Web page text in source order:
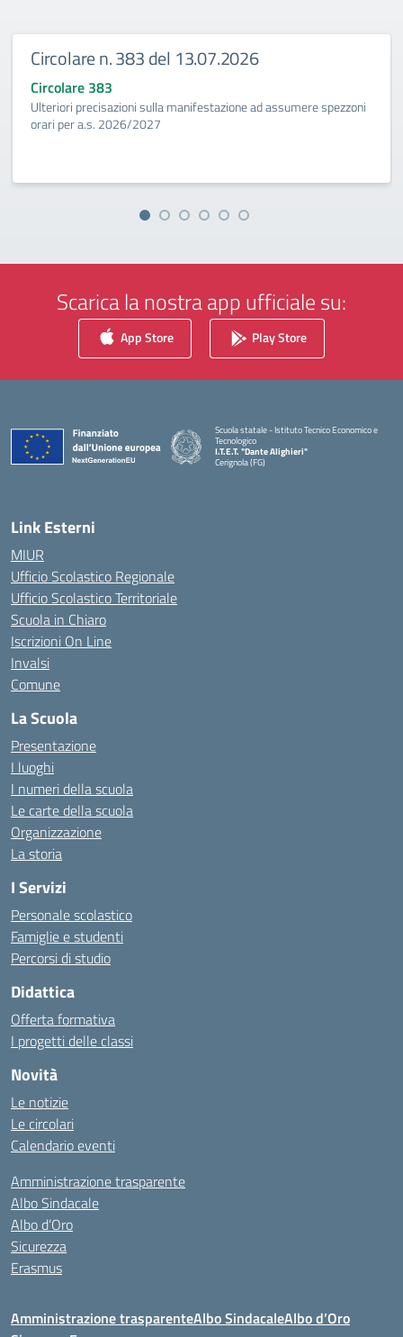
Circolare n. 383 del 13.07.2026
Circolare 383
Ulteriori precisazioni sulla manifestazione ad assumere spezzoni
orari per a.s. 2026/2027
Scarica la nostra app ufficiale su:
App Store Play Store
Scuola statale - Istituto Tecnico Economico e
Tecnologico
I.T.E.T. "Dante Alighieri"
Cerignola (FG)
— Visita la pagina iniziale della scuola
Link Esterni
MIUR
Ufficio Scolastico Regionale
Ufficio Scolastico Territoriale
Scuola in Chiaro
Iscrizioni On Line
Invalsi
Comune
La Scuola
Presentazione
I luoghi
I numeri della scuola
Le carte della scuola
Organizzazione
La storia
I Servizi
Personale scolastico
Famiglie e studenti
Percorsi di studio
Didattica
Offerta formativa
I progetti delle classi
Novità
Le notizie
Le circolari
Calendario eventi
Amministrazione trasparente
Albo Sindacale
Albo d’Oro
Sicurezza
Erasmus
Amministrazione trasparenteAlbo SindacaleAlbo d’Oro